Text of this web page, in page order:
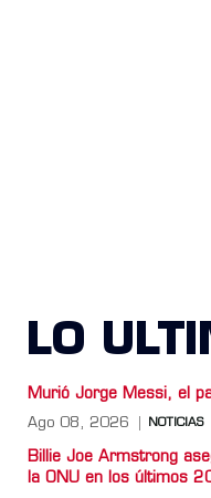
LO
Murió Jorge Messi, el
Ago 08, 2026 NOTICIAS
Billie Joe Armstrong
la ONU en los últimos